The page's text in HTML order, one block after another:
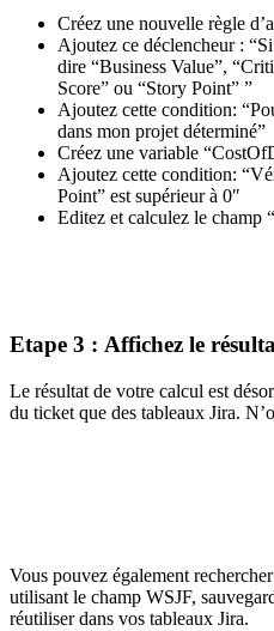
Créez une nouvelle règle
Ajoutez ce déclencheur :
dire “Business Value”,
Score” ou “Story Point” ”
Ajoutez cette condition:
dans mon projet déterminé”
Créez une variable
Ajoutez cette condition:
Point” est supérieur à 0″
Editez et calculez le champ
Etape 3 : Affichez le
Le résultat de votre calcul est
du ticket que des tableaux Jira.
Vous pouvez également
utilisant le champ WSJF,
réutiliser dans vos tableaux Jira.